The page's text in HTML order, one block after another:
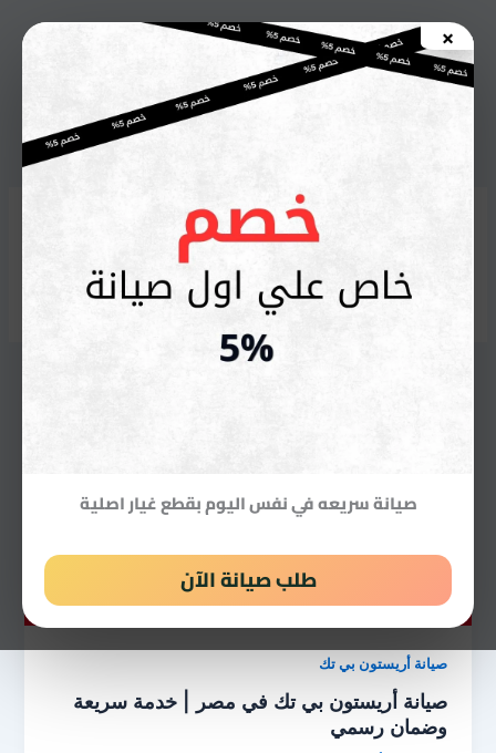
×
صيانة سريعه في نفس اليوم بقطع غيار اصلية
طلب صيانة الآن
إلى
المحتوى
صيانة أريستون بي تك
صيانة أريستون بي تك
صيانة أريستون بي تك في مصر | خدمة سريعة
وضمان رسمي